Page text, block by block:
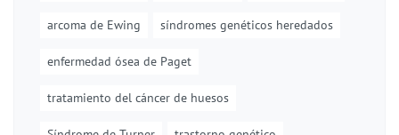
arcoma de Ewing síndromes genéticos heredados
enfermedad ósea de Paget
tratamiento del cáncer de huesos